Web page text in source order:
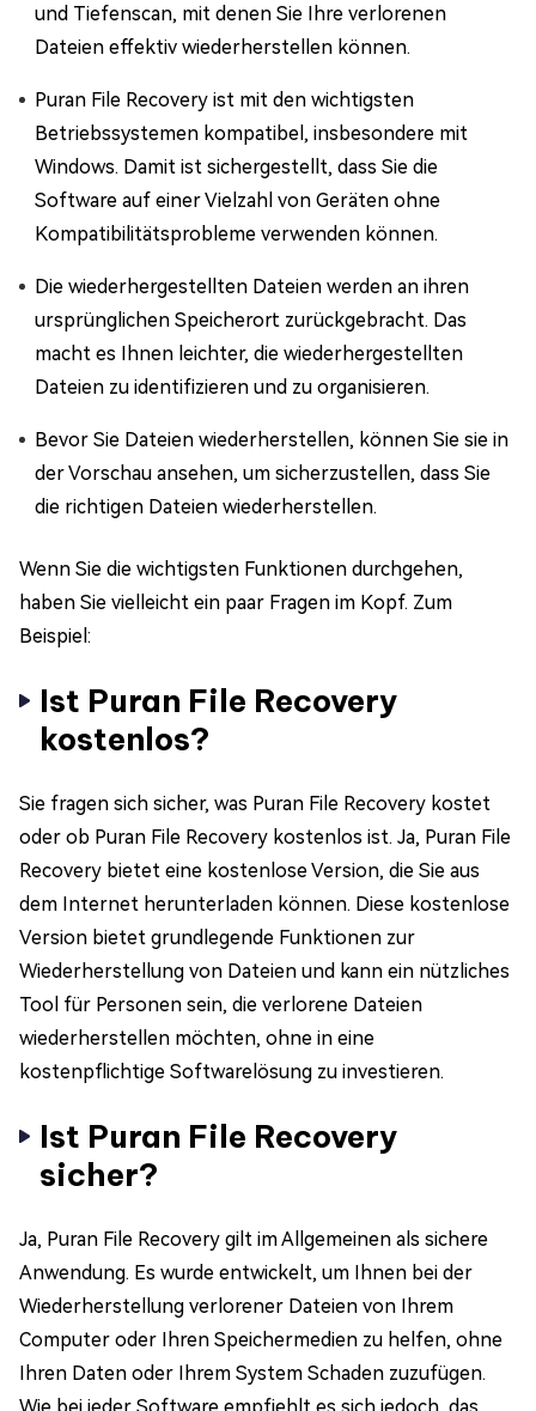
und Tiefenscan, mit denen Sie Ihre verlorenen
Dateien effektiv wiederherstellen können.
Puran File Recovery ist mit den wichtigsten
Betriebssystemen kompatibel, insbesondere mit
Windows. Damit ist sichergestellt, dass Sie die
Software auf einer Vielzahl von Geräten ohne
Kompatibilitätsprobleme verwenden können.
Die wiederhergestellten Dateien werden an ihren
ursprünglichen Speicherort zurückgebracht. Das
macht es Ihnen leichter, die wiederhergestellten
Dateien zu identifizieren und zu organisieren.
Bevor Sie Dateien wiederherstellen, können Sie sie in
der Vorschau ansehen, um sicherzustellen, dass Sie
die richtigen Dateien wiederherstellen.
Wenn Sie die wichtigsten Funktionen durchgehen,
haben Sie vielleicht ein paar Fragen im Kopf. Zum
Beispiel:
Ist Puran File Recovery
kostenlos?
Sie fragen sich sicher, was Puran File Recovery kostet
oder ob Puran File Recovery kostenlos ist. Ja, Puran File
Recovery bietet eine kostenlose Version, die Sie aus
dem Internet herunterladen können. Diese kostenlose
Version bietet grundlegende Funktionen zur
Wiederherstellung von Dateien und kann ein nützliches
Tool für Personen sein, die verlorene Dateien
wiederherstellen möchten, ohne in eine
kostenpflichtige Softwarelösung zu investieren.
Ist Puran File Recovery
sicher?
Ja, Puran File Recovery gilt im Allgemeinen als sichere
Anwendung. Es wurde entwickelt, um Ihnen bei der
Wiederherstellung verlorener Dateien von Ihrem
Computer oder Ihren Speichermedien zu helfen, ohne
Ihren Daten oder Ihrem System Schaden zuzufügen.
Wie bei jeder Software empfiehlt es sich jedoch, das